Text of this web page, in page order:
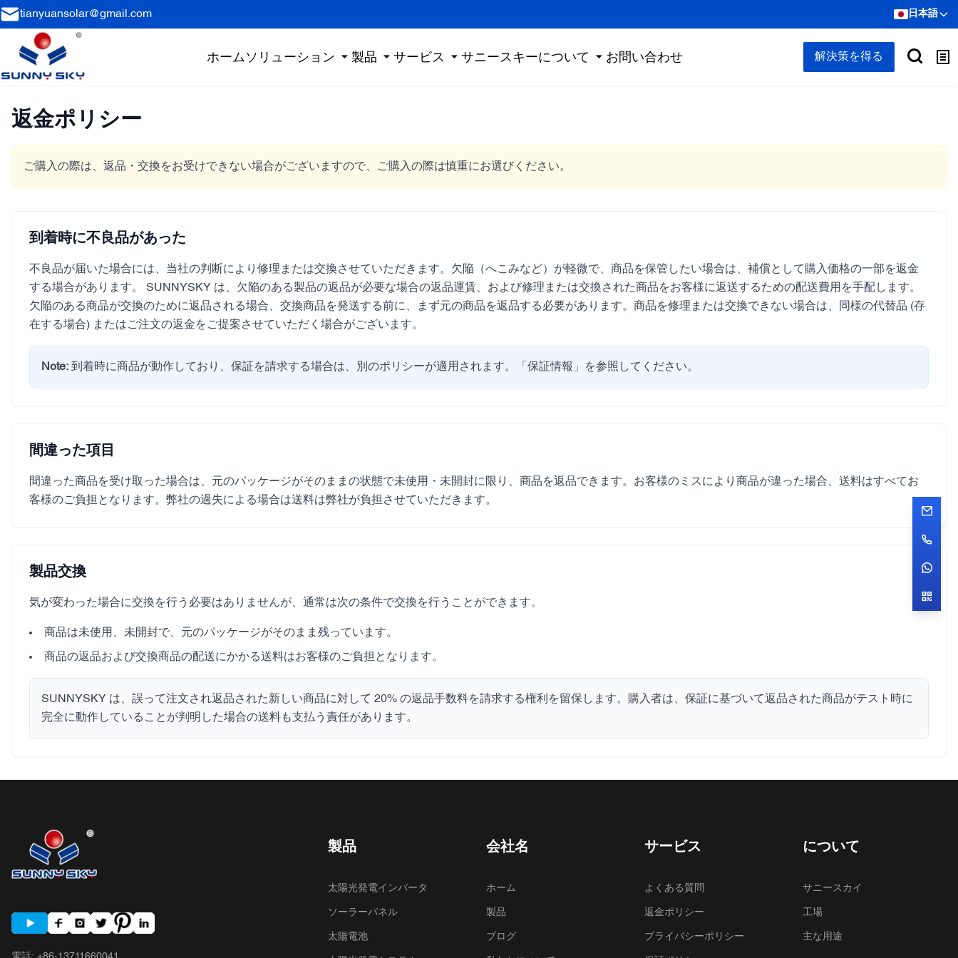
tianyuansolar@gmail.com 日本語
ホームソリューション 製品 サービス サニースキーについて お問い合わせ 解決策を得る
返金ポリシー
ご購入の際は、返品・交換をお受けできない場合がございますので、ご購入の際は慎重にお選びください。
到着時に不良品があった
不良品が届いた場合には、当社の判断により修理または交換させていただきます。欠陥（へこみなど）が軽微で、商品を保管したい場合は、補償として購入価格の一部を返金
する場合があります。 SUNNYSKY は、欠陥のある製品の返品が必要な場合の返品運賃、および修理または交換された商品をお客様に返送するための配送費用を手配します。
欠陥のある商品が交換のために返品される場合、交換商品を発送する前に、まず元の商品を返品する必要があります。商品を修理または交換できない場合は、同様の代替品 (存
在する場合) またはご注文の返金をご提案させていただく場合がございます。
Note: 到着時に商品が動作しており、保証を請求する場合は、別のポリシーが適用されます。「保証情報」を参照してください。
間違った項目
間違った商品を受け取った場合は、元のパッケージがそのままの状態で未使用・未開封に限り、商品を返品できます。お客様のミスにより商品が違った場合、送料はすべてお
客様のご負担となります。弊社の過失による場合は送料は弊社が負担させていただきます。
製品交換
気が変わった場合に交換を行う必要はありませんが、通常は次の条件で交換を行うことができます。
商品は未使用、未開封で、元のパッケージがそのまま残っています。
商品の返品および交換商品の配送にかかる送料はお客様のご負担となります。
SUNNYSKY は、誤って注文され返品された新しい商品に対して 20% の返品手数料を請求する権利を留保します。購入者は、保証に基づいて返品された商品がテスト時に
完全に動作していることが判明した場合の送料も支払う責任があります。
製品
太陽光発電インバータ
ソーラーパネル
太陽電池
会社名
ホーム
製品
ブログ
サービス
よくある質問
返金ポリシー
プライバシーポリシー
について
サニースカイ
工場
主な用途